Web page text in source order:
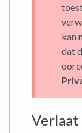
kan
dat